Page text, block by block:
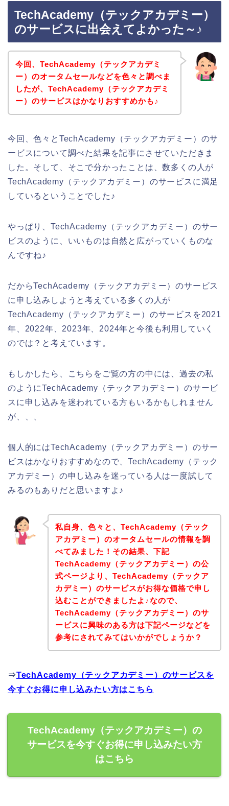
TechAcademy（テックアカデミー）
のサービスに出会えてよかった～♪
今回、TechAcademy（テックアカデミ
ー）のオータムセールなどを色々と調べま
したが、TechAcademy（テックアカデミ
ー）のサービスはかなりおすすめかも♪
今回、色々とTechAcademy（テックアカデミー）のサ
ービスについて調べた結果を記事にさせていただきま
した。そして、そこで分かったことは、数多くの人が
TechAcademy（テックアカデミー）のサービスに満足
しているということでした♪
やっぱり、TechAcademy（テックアカデミー）のサー
ビスのように、いいものは自然と広がっていくものな
んですね♪
だからTechAcademy（テックアカデミー）のサービス
に申し込みしようと考えている多くの人が
TechAcademy（テックアカデミー）のサービスを2021
年、2022年、2023年、2024年と今後も利用していく
のでは？と考えています。
もしかしたら、こちらをご覧の方の中には、過去の私
のようにTechAcademy（テックアカデミー）のサービ
スに申し込みを迷われている方もいるかもしれません
が、、、
個人的にはTechAcademy（テックアカデミー）のサー
ビスはかなりおすすめなので、TechAcademy（テック
アカデミー）の申し込みを迷っている人は一度試して
みるのもありだと思いますよ♪
私自身、色々と、TechAcademy（テック
アカデミー）のオータムセールの情報を調
べてみました！その結果、下記
TechAcademy（テックアカデミー）の公
式ページより、TechAcademy（テックア
カデミー）のサービスがお得な価格で申し
込むことができましたよ♪なので、
TechAcademy（テックアカデミー）のサ
ービスに興味のある方は下記ページなどを
参考にされてみてはいかがでしょうか？
⇒TechAcademy（テックアカデミー）のサービスを
今すぐお得に申し込みたい方はこちら
TechAcademy（テックアカデミー）の
サービスを今すぐお得に申し込みたい方
はこちら